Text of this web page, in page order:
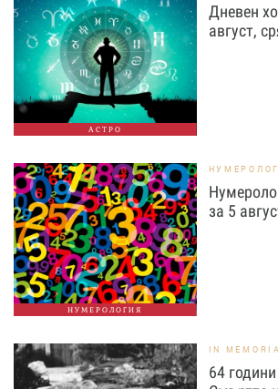
АСТРО
Дневен
август,
НУМЕРОЛОГИЯ
за 5
IN
64